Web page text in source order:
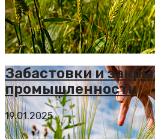
Забастовки и
промышленности
19.01.2025